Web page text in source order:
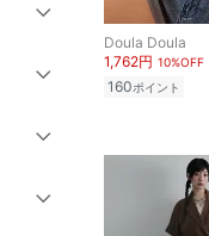
Doula Doula
1,762円 10%OFF
160ポイント